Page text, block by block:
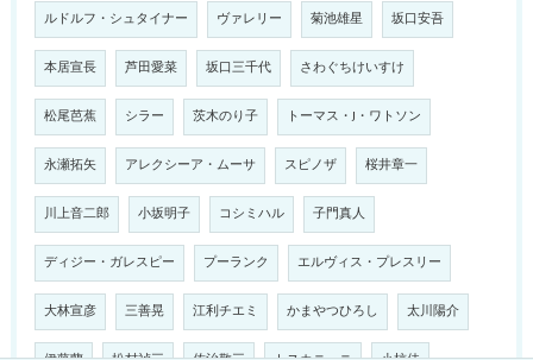
ルドルフ・シュタイナー ヴァレリー 菊池雄星 坂口安吾
本居宣長 芦田愛菜 坂口三千代 さわぐちけいすけ
松尾芭蕉 シラー 茨木のり子 トーマス・J・ワトソン
永瀬拓矢 アレクシーア・ムーサ スピノザ 桜井章一
川上音二郎 小坂明子 コシミハル 子門真人
ディジー・ガレスピー プーランク エルヴィス・プレスリー
大林宣彦 三善晃 江利チエミ かまやつひろし 太川陽介